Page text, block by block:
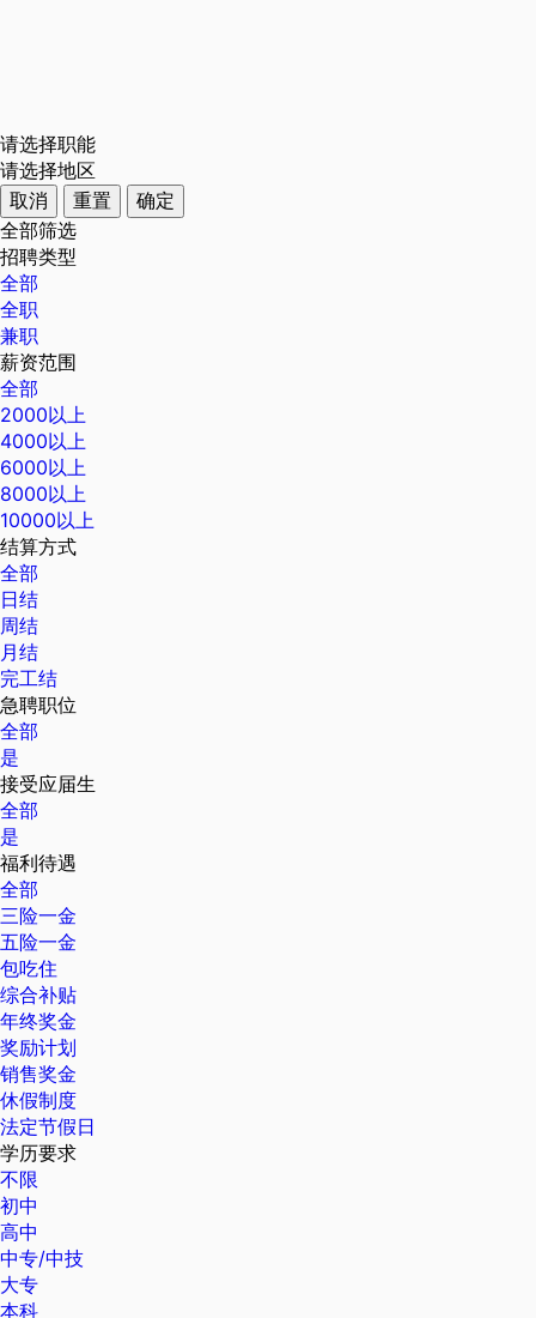
请选择职能
请选择地区
取消
重置
确定
全部筛选
招聘类型
全部
全职
兼职
薪资范围
全部
2000以上
4000以上
6000以上
8000以上
10000以上
结算方式
全部
日结
周结
月结
完工结
急聘职位
全部
是
接受应届生
全部
是
福利待遇
全部
三险一金
五险一金
包吃住
综合补贴
年终奖金
奖励计划
销售奖金
休假制度
法定节假日
学历要求
不限
初中
高中
中专/中技
大专
本科